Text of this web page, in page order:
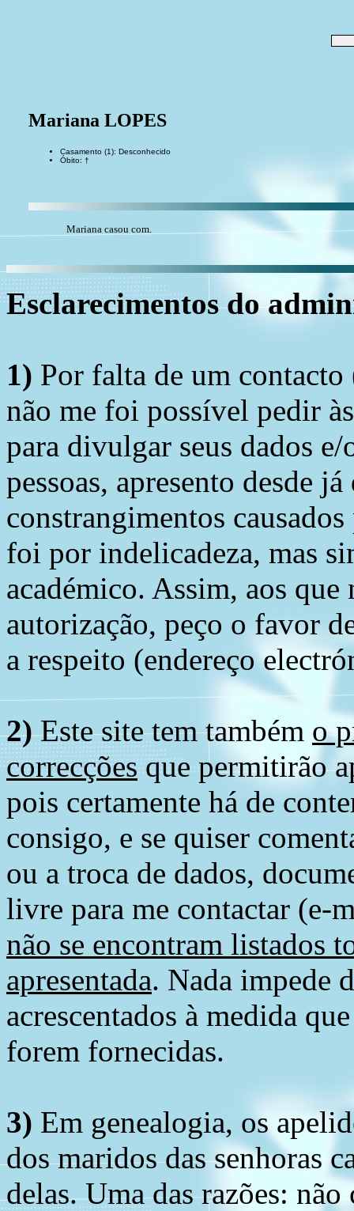
Mariana LOPES
Casamento (1): Desconhecido
Óbito: †
Mariana casou com.
Esclarecimentos do
1) Por falta de um
não me foi possível pedir
para divulgar seus dados
pessoas, apresento desde
constrangimentos
foi por indelicadeza, mas
académico. Assim, aos
autorização, peço o favor
a respeito (endereço
2)Este site tem também o
correcções que permitirão
pois certamente há de
consigo, e se quiser
ou a troca de dados,
livre para me contactar (e-
não se encontram listados
apresentada. Nada impede
acrescentados à medida
forem fornecidas.
3) Em genealogia, os
dos maridos das senhoras
delas. Uma das razões: